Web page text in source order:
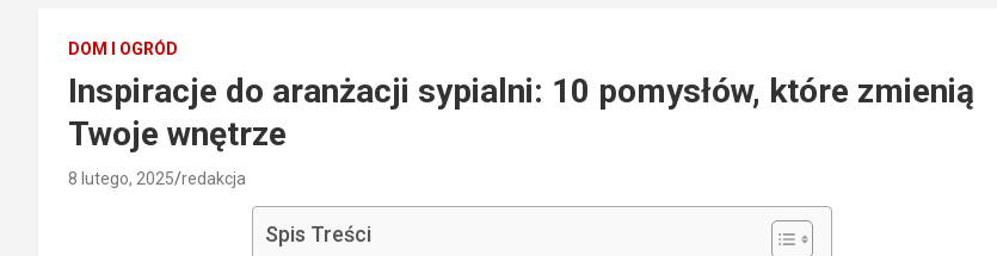
DOM I OGRÓD
Inspiracje do aranżacji sypialni: 10 pomysłów, które zmienią
Twoje wnętrze
8 lutego, 2025 redakcja
Spis Treści